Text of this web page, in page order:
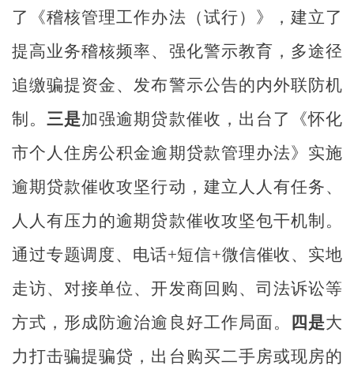
了《稽核管理工作办法（试行）》，建立了
提高业务稽核频率、强化警示教育，多途径
追缴骗提资金、发布警示公告的内外联防机
制。三是加强逾期贷款催收，出台了《怀化
市个人住房公积金逾期贷款管理办法》实施
逾期贷款催收攻坚行动，建立人人有任务、
人人有压力的逾期贷款催收攻坚包干机制。
通过专题调度、电话+短信+微信催收、实地
走访、对接单位、开发商回购、司法诉讼等
方式，形成防逾治逾良好工作局面。
四是大
力打击骗提骗贷， 出台购买二手房或现房的